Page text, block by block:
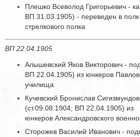
Плешко Всеволод Григорьевич -
ВП 31.03.1905) - переведен в полк
стрелкового полка
ВП 22.04.1905
Алышевский Яков Викторович -
ВП 22.04.1905) из юнкеров
училища
Кучевский Бронислав
(ст.09.08.1904; ВП 22.04.1905) из
юнкеров Александровского
Сторожев Василий Иванович -